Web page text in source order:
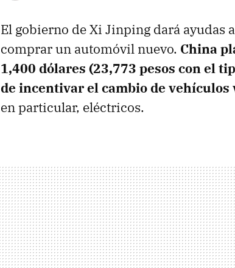
El gobierno de Xi Jinping dará ayudas
comprar un automóvil nuevo. China
1,400 dólares (23,773 pesos con el
de incentivar el cambio de vehículos
en particular, eléctricos.